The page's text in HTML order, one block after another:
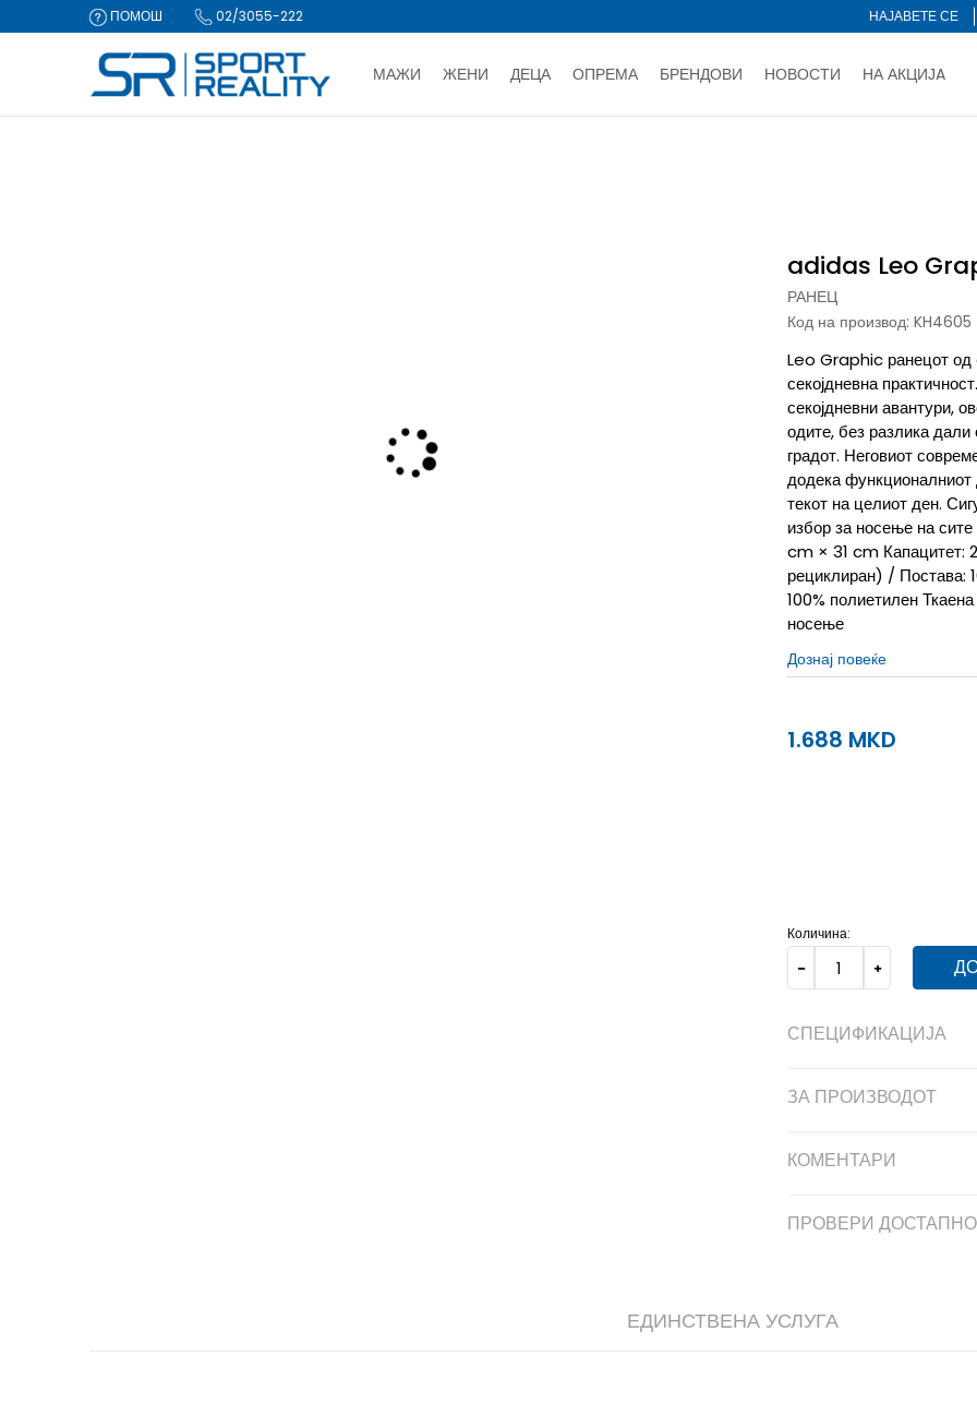
ПОМОШ 02/3055-222 НАЈАВЕТЕ СЕ
МАЖИ ЖЕНИ ДЕЦА ОПРЕМА БРЕНДОВИ НОВОСТИ НА АКЦИЈA
adidas Leo
РАНЕЦ
Код на производ: KH4605
Leo Graphic ранецот од
секојдневна
секојдневни авантури,
одите, без разлика
градот. Неговиот
додека функционалниот
текот на целиот ден.
избор за носење на
cm × 31 cm Капацитет:
рециклиран) / Постава:
100% полиетилен
носење
Дознај повеќе
1.688 MKD
Количина:
СПЕЦИФИКАЦИЈА
ЗА ПРОИЗВОДОТ
КОМЕНТАРИ
ПРОВЕРИ
ЕДИНСТВЕНА УСЛУГА